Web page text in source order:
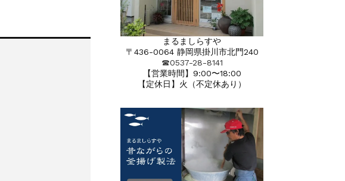
まるましらすや
〒436-0064 静岡県掛川市北門240
☎︎0537-28-8141
【営業時間】9:00〜18:00
【定休日】火（不定休あり）